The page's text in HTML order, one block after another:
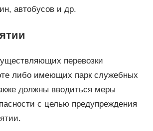
автобусов и др.
перевозки
либо имеющих парк служебных
должны вводиться меры
с целью предупреждения